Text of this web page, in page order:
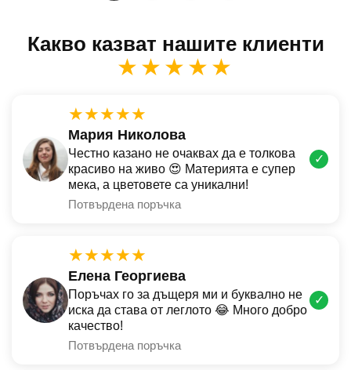
Какво казват нашите клиенти
★★★★★
★★★★★
Мария Николова
Честно казано не очаквах да е толкова
красиво на живо 😍 Материята е супер
мека, а цветовете са уникални!
Потвърдена поръчка
✓
★★★★★
Елена Георгиева
Поръчах го за дъщеря ми и буквално не
иска да става от леглото 😂 Много добро
качество!
Потвърдена поръчка
✓